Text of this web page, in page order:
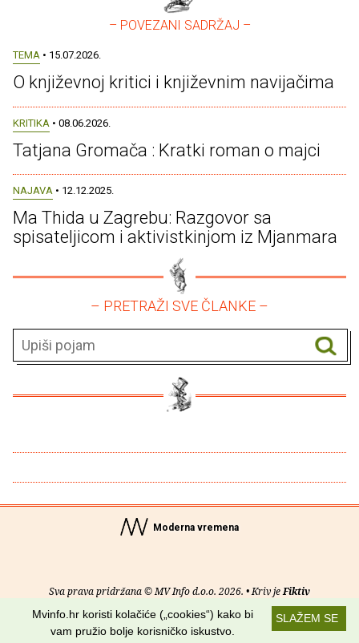
– POVEZANI SADRŽAJ –
TEMA • 15.07.2026.
O književnoj kritici i književnim navijačima
KRITIKA • 08.06.2026.
Tatjana Gromača : Kratki roman o majci
NAJAVA • 12.12.2025.
Ma Thida u Zagrebu: Razgovor sa
spisateljicom i aktivistkinjom iz Mjanmara
– PRETRAŽI SVE ČLANKE –
Moderna vremena
Sva prava pridržana © MV Info d.o.o. 2026. • Kriv jeFiktiv
Uvjeti korištenja RSS kanaliSLAŽEM SE
Mvinfo.hr koristi kolačiće („cookies“) kako bi
vam pružio bolje korisničko iskustvo.